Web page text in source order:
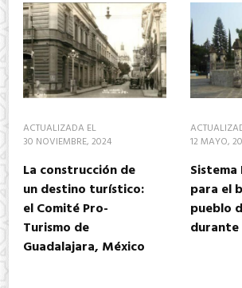
ACTUALIZADA EL
30 NOVIEMBRE, 2024
La construcción de
un destino turístico:
el Comité Pro-
Turismo de
Guadalajara, México
12 MAYO,
para el
pueblo
durante